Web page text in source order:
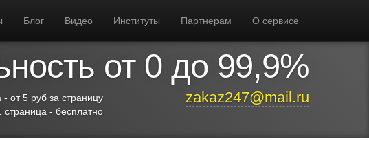
Блог Видео Институты Партнерам О сервисе
от 0 до 99,9%
от 5 руб за страницу
страница - бесплатно
zakaz247@mail.ru